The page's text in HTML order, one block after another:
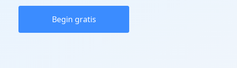
Begin gratis